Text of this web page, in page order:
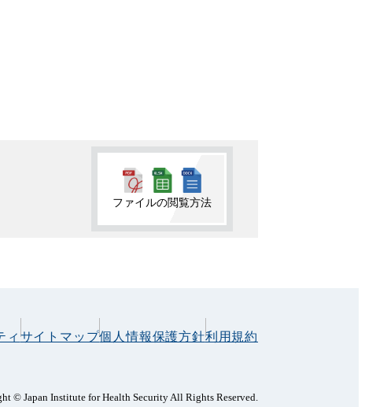
ファイルの閲覧方法
ィ サイトマップ個人情報保護方針利用規約
© Japan Institute for Health Security All Rights Reserved.